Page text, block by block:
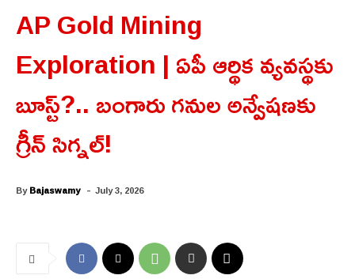
AP Gold Mining
Exploration | ఏపీ ఆర్థిక వ్యవస్థకు
బూస్ట్?.. బంగారు గనుల అన్వేషణకు
గ్రీన్ సిగ్నల్!
ByBajaswamy - July 3, 2026